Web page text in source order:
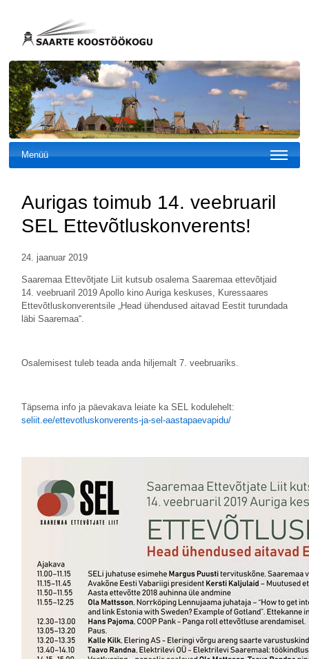
Menüü
Aurigas toimub 14. veebruaril
SEL Ettevõtluskonverents!
24. jaanuar 2019
Saaremaa Ettevõtjate Liit kutsub osalema Saaremaa ettevõtjaid
14. veebruaril 2019 Apollo kino Auriga keskuses, Kuressaares
Ettevõtluskonverentsile „Head ühendused aitavad Eestit turundada
läbi Saaremaa“.
Osalemisest tuleb teada anda hiljemalt 7. veebruariks.
Täpsema info ja päevakava leiate ka SEL kodulehelt:
seliit.ee/ettevotluskonverents-ja-sel-aastapaevapidu/